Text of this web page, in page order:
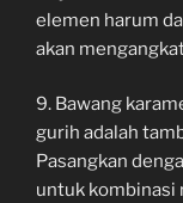
elemen harum
akan
9. Bawang
gurih adalah
Pasangkan
untuk kombinasi